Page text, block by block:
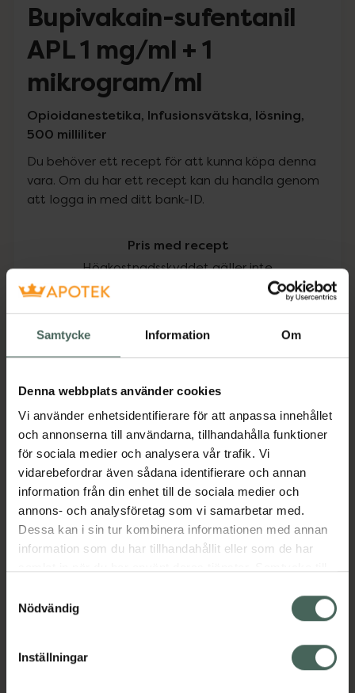
Samtycke Information Om
Denna webbplats använder cookies
Vi använder enhetsidentifierare för att anpassa innehållet
och annonserna till användarna, tillhandahålla funktioner
för sociala medier och analysera vår trafik. Vi
vidarebefordrar även sådana identifierare och annan
information från din enhet till de sociala medier och
annons- och analysföretag som vi samarbetar med.
Dessa kan i sin tur kombinera informationen med annan
information som du har tillhandahållit eller som de har
återkalla ditt samtycke via webbplatsens
cookieinställningar. Ett återkallat samtycke påverkar inte
lagligheten av behandling som skett innan återkallelsen.
Nödvändig
Inställningar
Bupivakain-sufentanil
APL 1 mg/ml + 1
mikrogram/ml
Opioidanestetika, Infusionsvätska, lösning,
500 milliliter
Du behöver ett recept för att kunna köpa denna
vara. Om du har ett recept kan du handla genom
att logga in med ditt bank-ID.
Pris med recept
Högkostnadsskyddet gäller inte
1019,95 kr
I apotek:1019,95 kr
Aktuella erbjudanden
Beskrivning Dölj
Läs alltid bipacksedeln innan